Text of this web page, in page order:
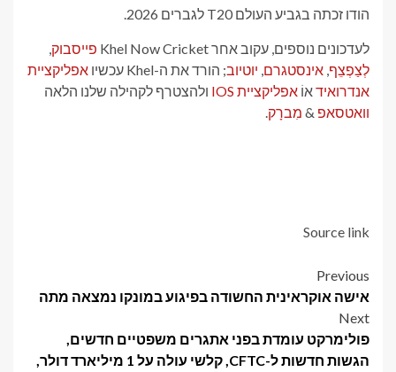
הודו זכתה בגביע העולם T20 לגברים 2026.
לעדכונים נוספים, עקוב אחר Khel Now Cricket פייסבוק,
לְצַפְצֵף, אינסטגרם, יוטיוב; הורד את ה-Khel עכשיו
אפליקציית
אנדרואידאוֹ אפליקציית IOS
ולהצטרף לקהילה שלנו הלאה
וואטסאפ & מִברָק.
Source link
Post
navigation
Previous
אישה אוקראינית החשודה בפיגוע במונקו נמצאה מתה
Next
פולימרקט עומדת בפני אתגרים משפטיים חדשים,
הגשות חדשות ל-CFTC, קלשי עולה על 1 מיליארד דולר,